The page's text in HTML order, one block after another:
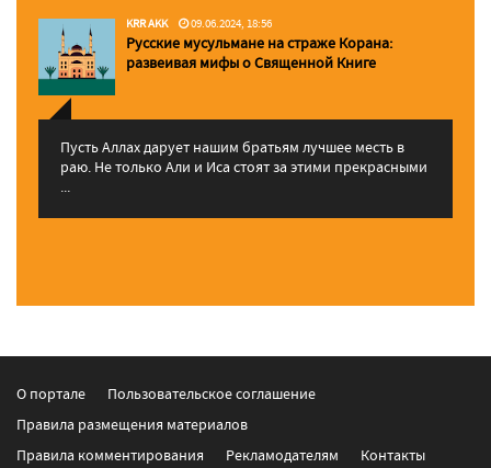
KRR AKK 09.06.2024, 18:56
Русские мусульмане на страже Корана:
pазвеивая мифы о Священной Книге
Пусть Аллах дарует нашим братьям лучшее месть в
раю. Не только Али и Иса стоят за этими прекрасными
...
О портале
Пользовательское соглашение
Правила размещения материалов
Правила комментирования
Рекламодателям Контакты